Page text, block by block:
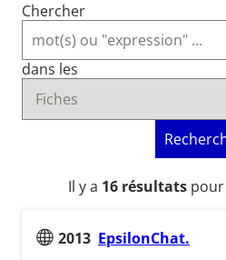
Chercher
dans les
Il y a 16 résultatspour
2013 EpsilonChat.